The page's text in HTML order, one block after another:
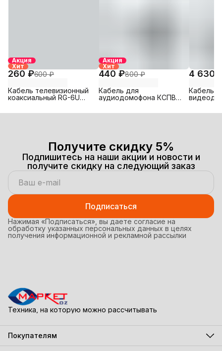
Акция
Хит
260 ₽600 ₽
Кабель телевизионный
коаксиальный RG-6U
Акция
Хит
440 ₽800 ₽
Кабель для
аудиодомофона КСПВ
4 630
Кабель
Получите скидку 5%
Подпишитесь на наши акции и новости и
получите скидку на следующий заказ
Подписаться
Нажимая «Подписаться», вы даете согласие на
обработку указанных персональных данных в целях
получения информационной и рекламной рассылки
Техника, на которую можно рассчитывать
Покупателям
Акции